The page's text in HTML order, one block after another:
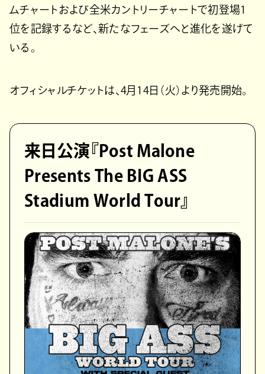
ムチャートおよび全米カントリーチャートで初登場1
位を記録するなど、新たなフェーズへと進化を遂げて
いる。
オフィシャルチケットは、4月14日（火）より発売開始。
来日公演『Post Malone
Presents The BIG ASS
Stadium World Tour』